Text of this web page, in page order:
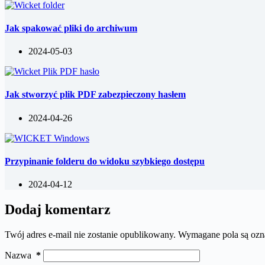
Jak spakować pliki do archiwum
2024-05-03
Jak stworzyć plik PDF zabezpieczony hasłem
2024-04-26
Przypinanie folderu do widoku szybkiego dostępu
2024-04-12
Dodaj komentarz
Twój adres e-mail nie zostanie opublikowany. Wymagane pola są
Nazwa *